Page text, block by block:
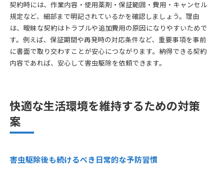
契約時には、作業内容・使用薬剤・保証範囲・費用・キャンセル
規定など、細部まで明記されているかを確認しましょう。理由
は、曖昧な契約はトラブルや追加費用の原因になりやすいためで
す。例えば、保証期間や再発時の対応条件など、重要事項を事前
に書面で取り交わすことが安心につながります。納得できる契約
内容であれば、安心して害虫駆除を依頼できます。
快適な生活環境を維持するための対策
案
害虫駆除後も続けるべき日常的な予防習慣